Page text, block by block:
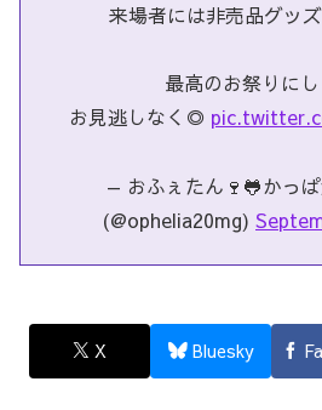
来場者には非売品グッ
最高のお祭りにし
お見逃しなく◎
— おふぇたん🍷🐸かっ
(@ophelia20mg)
X Bluesky